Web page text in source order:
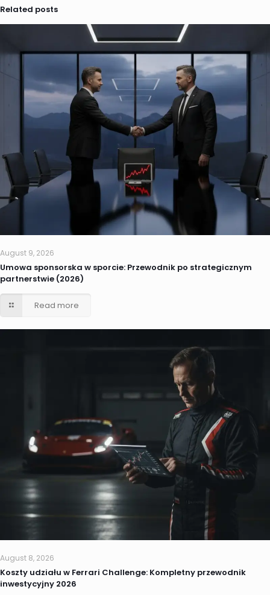
Related posts
August 9, 2026
Umowa sponsorska w sporcie: Przewodnik po strategicznym
partnerstwie (2026)
Read more
August 8, 2026
Koszty udziału w Ferrari Challenge: Kompletny przewodnik
inwestycyjny 2026